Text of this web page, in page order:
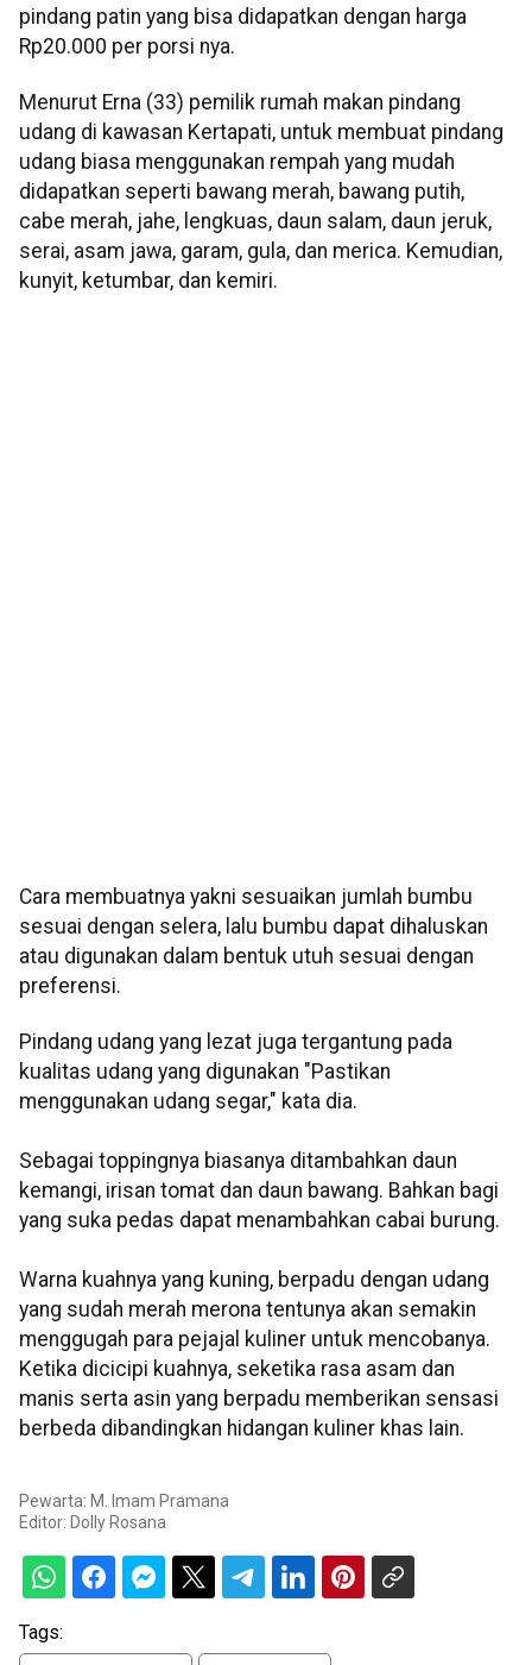
pindang patin yang bisa didapatkan dengan harga
Rp20.000 per porsi nya.
Menurut Erna (33) pemilik rumah makan pindang
udang di kawasan Kertapati, untuk membuat pindang
udang biasa menggunakan rempah yang mudah
didapatkan seperti bawang merah, bawang putih,
cabe merah, jahe, lengkuas, daun salam, daun jeruk,
serai, asam jawa, garam, gula, dan merica. Kemudian,
kunyit, ketumbar, dan kemiri.
Cara membuatnya yakni sesuaikan jumlah bumbu
sesuai dengan selera, lalu bumbu dapat dihaluskan
atau digunakan dalam bentuk utuh sesuai dengan
preferensi.
Pindang udang yang lezat juga tergantung pada
kualitas udang yang digunakan "Pastikan
menggunakan udang segar," kata dia.
Sebagai toppingnya biasanya ditambahkan daun
kemangi, irisan tomat dan daun bawang. Bahkan bagi
yang suka pedas dapat menambahkan cabai burung.
Warna kuahnya yang kuning, berpadu dengan udang
yang sudah merah merona tentunya akan semakin
menggugah para pejajal kuliner untuk mencobanya.
Ketika dicicipi kuahnya, seketika rasa asam dan
manis serta asin yang berpadu memberikan sensasi
berbeda dibandingkan hidangan kuliner khas lain.
Pewarta: M. Imam Pramana
Editor: Dolly Rosana
Tags: